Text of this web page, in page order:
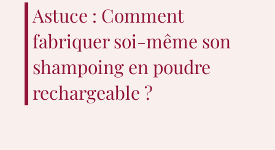
Astuce : Comment
fabriquer soi-même son
shampoing en poudre
rechargeable ?